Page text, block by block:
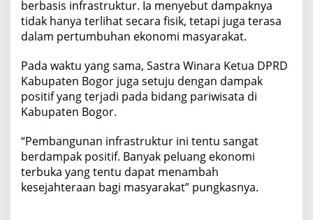
berbasis infrastruktur. Ia menyebut dampaknya
tidak hanya terlihat secara fisik, tetapi juga terasa
dalam pertumbuhan ekonomi masyarakat.
Pada waktu yang sama, Sastra Winara Ketua DPRD
Kabupaten Bogor juga setuju dengan dampak
positif yang terjadi pada bidang pariwisata di
Kabupaten Bogor.
“Pembangunan infrastruktur ini tentu sangat
berdampak positif. Banyak peluang ekonomi
terbuka yang tentu dapat menambah
kesejahteraan bagi masyarakat” pungkasnya.